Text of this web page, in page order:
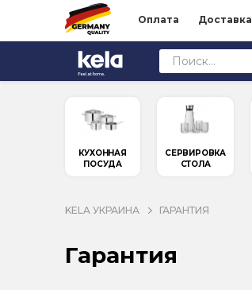
Оплата Доставка
КУХОННАЯ
ПОСУДА
СЕРВИРОВКА
СТОЛА
KELA УКРАИНА ГАРАНТИЯ
Гарантия